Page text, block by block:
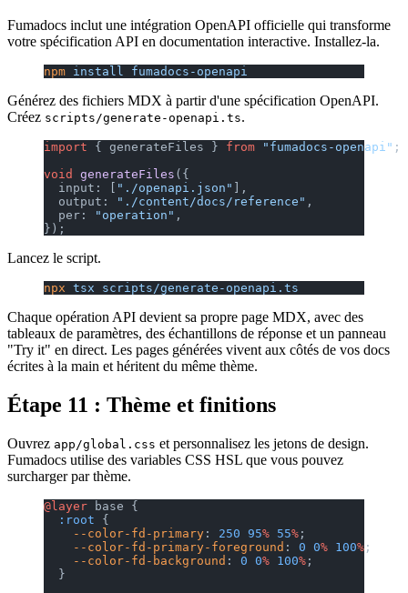
Fumadocs inclut une intégration OpenAPI officielle qui transforme
votre spécification API en documentation interactive. Installez-la.
npm install fumadocs-openapi
Générez des fichiers MDX à partir d'une spécification OpenAPI.
Créez scripts/generate-openapi.ts.
import { generateFiles } from "fumadocs-openapi" ;
void
generateFiles ({
  input: [
"./openapi.json"
],
  output:
"./content/docs/reference" ,
  per:
"operation" ,
});
Lancez le script.
npx tsx scripts/generate-openapi.ts
Chaque opération API devient sa propre page MDX, avec des
tableaux de paramètres, des échantillons de réponse et un panneau
"Try it" en direct. Les pages générées vivent aux côtés de vos docs
écrites à la main et héritent du même thème.
Étape 11 : Thème et finitions
Ouvrez app/global.css et personnalisez les jetons de design.
Fumadocs utilise des variables CSS HSL que vous pouvez
surcharger par thème.
@layer base {
  :root
{
    --color-fd-primary
: 250 95% 55% ;
    --color-fd-primary-foreground
: 0 0% 100% ;
    --color-fd-background
: 0 0% 100% ;
  }